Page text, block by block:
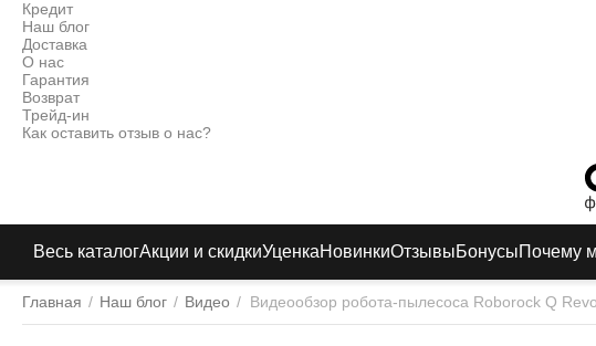
Кредит
Наш блог
Доставка
О нас
Гарантия
Возврат
Трейд-ин
Как оставить отзыв о нас?
Весь каталогАкции и скидкиУценкаНовинкиОтзывыБонусыПочему
Главная / Наш блог / Видео / Видеообзор робота-пылесоса Roborock Q Revo